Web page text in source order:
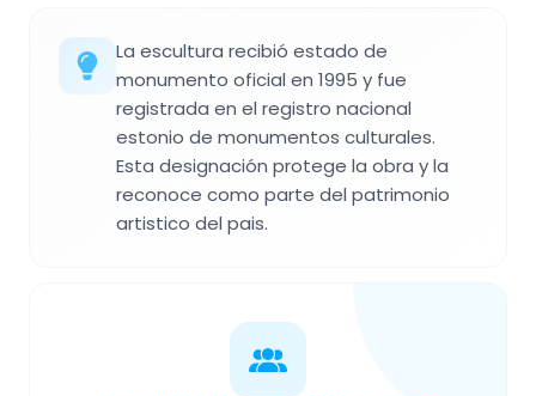
La escultura recibió estado de
monumento oficial en 1995 y fue
registrada en el registro nacional
estonio de monumentos culturales.
Esta designación protege la obra y la
reconoce como parte del patrimonio
artistico del pais.